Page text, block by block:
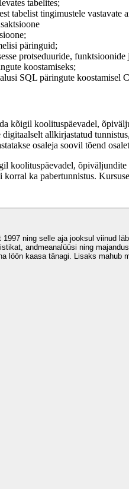
tabelites;
tabelist tingimustele vastavate
päringuid;
protseduuride,
koostamiseks;
SQL päringute koostamisel
kõigil koolituspäevadel,
digitaalselt allkirjastatud
osaleja soovil tõend
koolituspäevadel,
ka pabertunnistus.
ning selle aja jooksul viinud
andmeanalüüsi ning
löön kaasa tänagi. Lisaks mahub